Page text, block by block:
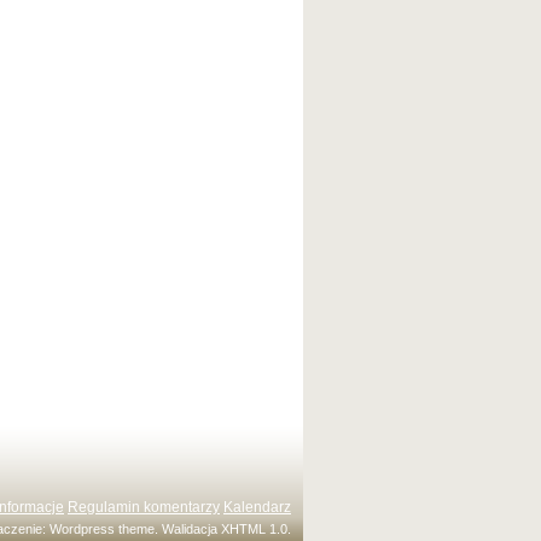
Regulamin komentarzy Kalendarz
Wordpress theme. WalidacjaXHTML 1.0.